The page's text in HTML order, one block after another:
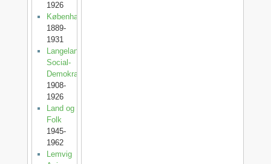
1926
København
1889-
1931
Langelands
Social-
Demokrat
1908-
1926
Land og
Folk
1945-
1962
Lemvig